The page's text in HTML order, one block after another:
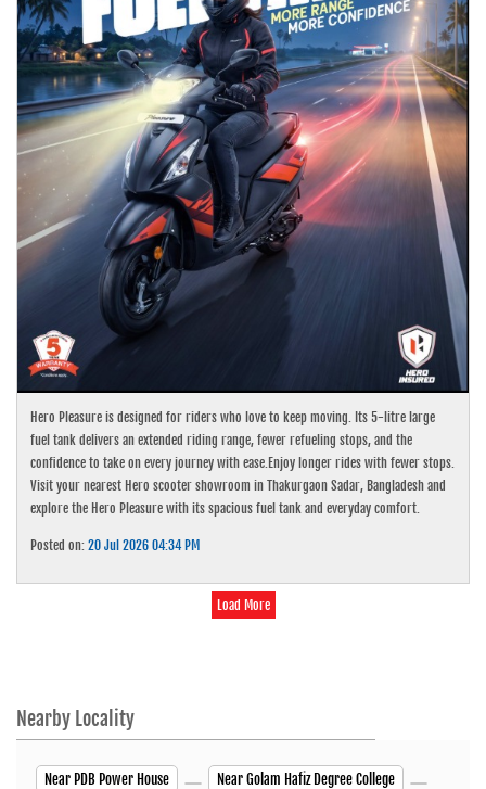
Hero Pleasure is designed for riders who love to keep moving. Its 5-litre large
fuel tank delivers an extended riding range, fewer refueling stops, and the
confidence to take on every journey with ease.Enjoy longer rides with fewer stops.
Visit your nearest Hero scooter showroom in Thakurgaon Sadar, Bangladesh and
explore the Hero Pleasure with its spacious fuel tank and everyday comfort.
Posted on:20 Jul 2026 04:34 PM
Load More
Nearby Locality
Near PDB Power House
Near Golam Hafiz Degree College